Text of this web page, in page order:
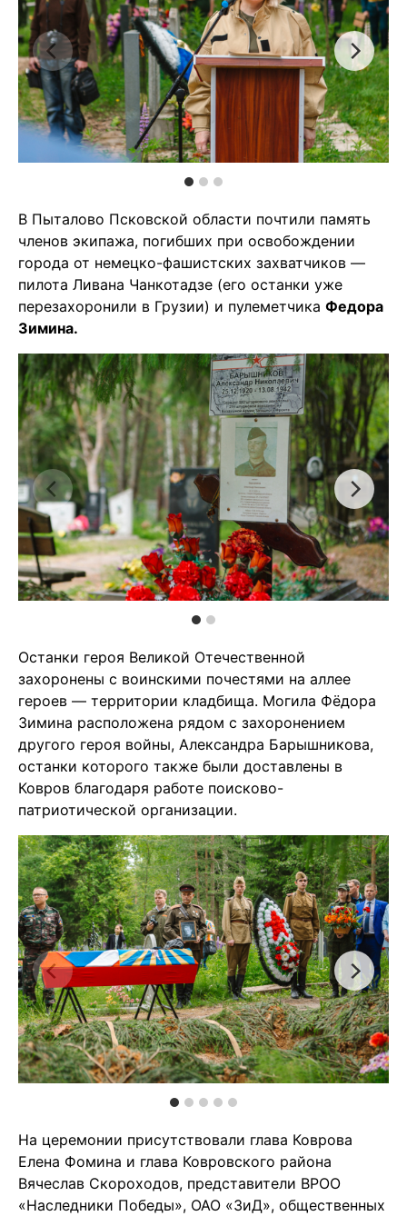
В Пыталово Псковской области почтили память
членов экипажа, погибших при освобождении
города от немецко-фашистских захватчиков —
пилота Ливана Чанкотадзе (его останки уже
перезахоронили в Грузии) и пулеметчика Федора
Зимина.
Останки героя Великой Отечественной
захоронены с воинскими почестями на аллее
героев — территории кладбища. Могила Фёдора
Зимина расположена рядом с захоронением
другого героя войны, Александра Барышникова,
останки которого также были доставлены в
Ковров благодаря работе поисково-
патриотической организации.
На церемонии присутствовали глава Коврова
Елена Фомина и глава Ковровского района
Вячеслав Скороходов, представители ВРОО
«Наследники Победы», ОАО «ЗиД», общественных